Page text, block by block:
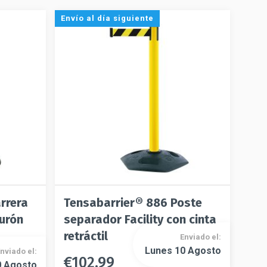
el:
Envío al día siguiente
Tensabarrier® 886 Poste
separador Facility con cinta
retráctil
Este
€102.99
Enviado el:
Lunes 10 Agosto